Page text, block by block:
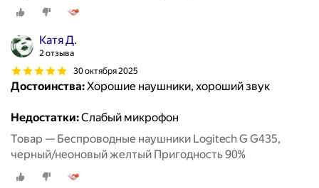
Катя Д.
2 отзыва
30 октября 2025
Достоинства:Хорошие наушники, хороший звук
Недостатки:Слабый микрофон
Товар — Беспроводные наушники Logitech G G435,
черный/неоновый желтый Пригодность 90%